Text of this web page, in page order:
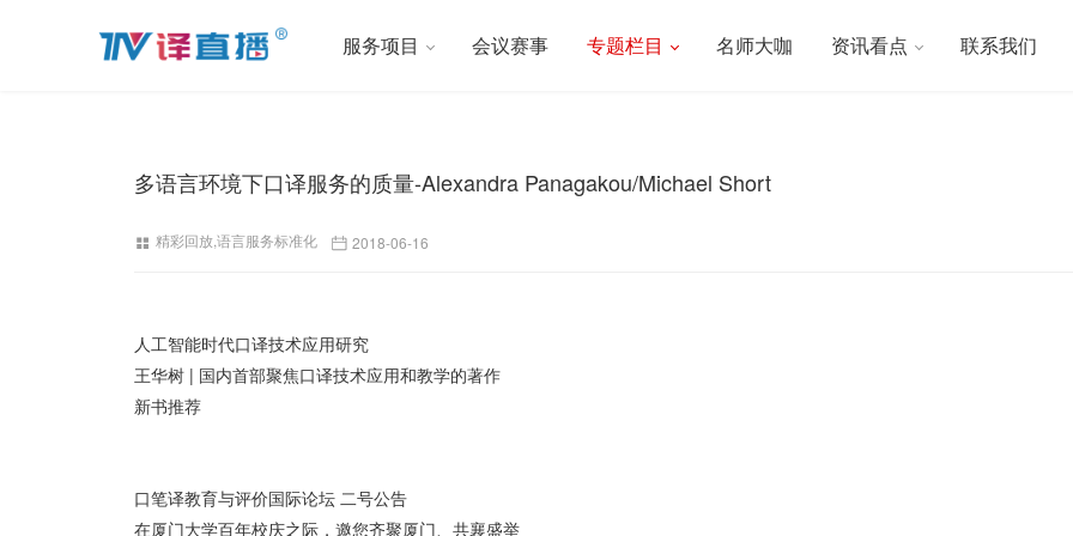
服务项目 会议赛事 专题栏目 名师大咖 资讯看点 联系我们
多语言环境下口译服务的质量-Alexandra Panagakou/Michael Short
精彩回放语言服务标准化 2018-06-16
人工智能时代口译技术应用研究
王华树 | 国内首部聚焦口译技术应用和教学的著作
新书推荐
口笔译教育与评价国际论坛 二号公告
在厦门大学百年校庆之际，邀您齐聚厦门、共襄盛举